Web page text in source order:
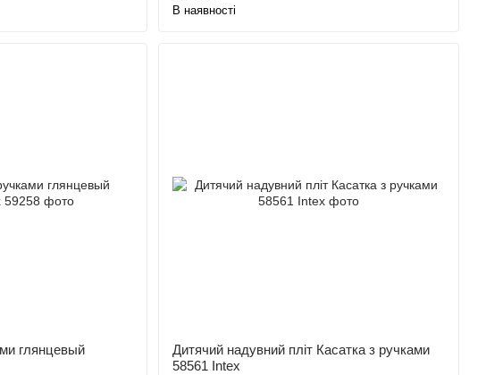
В наявності
глянцевый
Дитячий надувний пліт Касатка з ручками
58561 Intex